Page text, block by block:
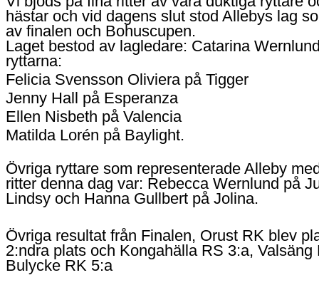
hästar och vid dagens slut stod Allebys lag
av finalen och Bohuscupen.
Laget bestod av lagledare: Catarina
ryttarna:
Felicia Svensson Oliviera på Tigger
Jenny Hall på Esperanza
Ellen Nisbeth på Valencia
Matilda Lorén på Baylight.
Övriga ryttare som representerade Alleby
ritter denna dag var: Rebecca Wernlund på
Lindsy och Hanna Gullbert på Jolina.
Övriga resultat från Finalen, Orust RK blev
2:ndra plats och Kongahälla RS 3:a, Valsäng
Bulycke RK 5:a